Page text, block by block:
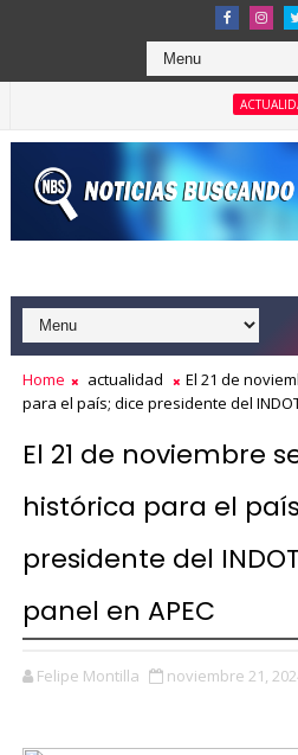
ACTUALIDAD
Home actualidad
El 21 de
para el país; dice presidente del
El 21 de noviembre
histórica para el
presidente del
panel en APEC
Felipe Montilla noviembre 21,